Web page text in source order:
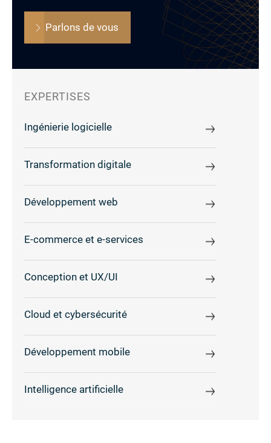
Parlons de vous
EXPERTISES
Ingénierie logicielle
Transformation digitale
Développement web
E-commerce et e-services
Conception et UX/UI
Cloud et cybersécurité
Développement mobile
Intelligence artificielle